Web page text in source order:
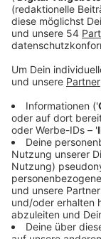
Veröffentlicht:
Anzeige
Am Freitag
entsprechend
auch auf die
man sich über
sowohl online
Die Infos im